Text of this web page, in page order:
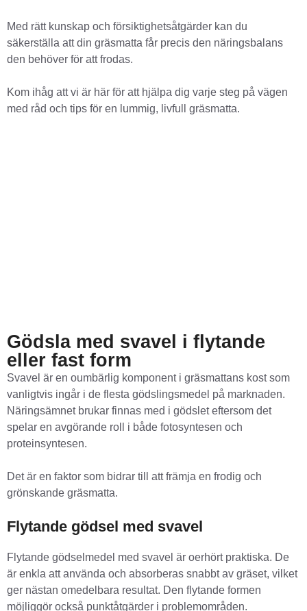
Med rätt kunskap och försiktighetsåtgärder kan du
säkerställa att din gräsmatta får precis den näringsbalans
den behöver för att frodas.
Kom ihåg att vi är här för att hjälpa dig varje steg på vägen
med råd och tips för en lummig, livfull gräsmatta.
Gödsla med svavel i flytande
eller fast form
Svavel är en oumbärlig komponent i gräsmattans kost som
vanligtvis ingår i de flesta gödslingsmedel på marknaden.
Näringsämnet brukar finnas med i gödslet eftersom det
spelar en avgörande roll i både fotosyntesen och
proteinsyntesen.
Det är en faktor som bidrar till att främja en frodig och
grönskande gräsmatta.
Flytande gödsel med svavel
Flytande gödselmedel med svavel är oerhört praktiska. De
är enkla att använda och absorberas snabbt av gräset, vilket
ger nästan omedelbara resultat. Den flytande formen
möjliggör också punktåtgärder i problemområden.